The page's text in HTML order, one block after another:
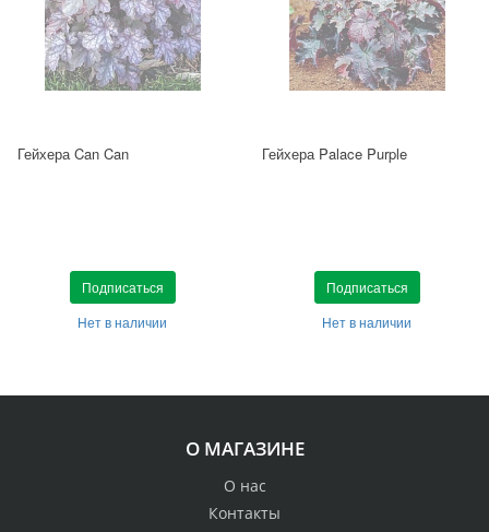
Гейхера Can Can
Подписаться
Нет в наличии
Гейхера Palace Purple
Подписаться
Нет в наличии
О МАГАЗИНЕ
О нас
Контакты